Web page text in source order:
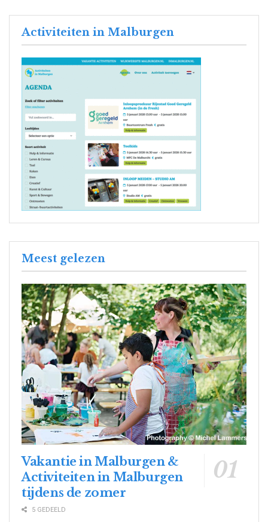
Activiteiten in Malburgen
Meest gelezen
Vakantie in Malburgen &
Activiteiten in Malburgen
tijdens de zomer
5 GEDEELD